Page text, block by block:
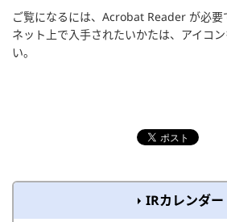
ご覧になるには、Acrobat Reader が必要
ネット上で入手されたいかたは、アイコ
い。
IRカレンダー